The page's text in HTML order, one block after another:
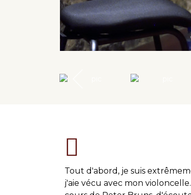
Tout d'abord, je suis
j'aie vécu avec mon